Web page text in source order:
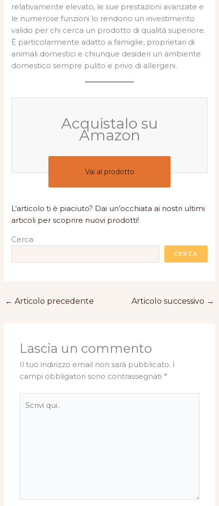
relativamente elevato, le sue prestazioni avanzate e
le numerose funzioni lo rendono un investimento
valido per chi cerca un prodotto di qualità superiore.
È particolarmente adatto a famiglie, proprietari di
animali domestici e chiunque desideri un ambiente
domestico sempre pulito e privo di allergeni.
Acquistalo su
Amazon
Vai al prodotto
L’articolo ti è piaciuto? Dai un’occhiata ai nostri ultimi
articoli per scoprire nuovi prodotti!
Cerca
CERCA
← Articolo precedente Articolo successivo →
Lascia un commento
Il tuo indirizzo email non sarà pubblicato. I
campi obbligatori sono contrassegnati *
qui..